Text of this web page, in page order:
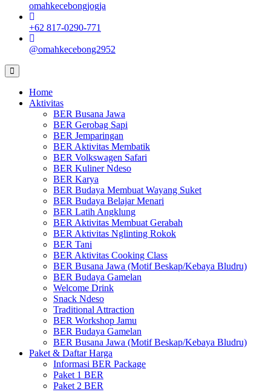
omahkecebongjogja
+62 817-0290-771
@omahkecebong2952
Home
Aktivitas
BER Busana Jawa
BER Gerobag Sapi
BER Jemparingan
BER Aktivitas Membatik
BER Volkswagen Safari
BER Kuliner Ndeso
BER Karya
BER Budaya Membuat Wayang Suket
BER Budaya Belajar Menari
BER Latih Angklung
BER Aktivitas Membuat Gerabah
BER Aktivitas Nglinting Rokok
BER Tani
BER Aktivitas Cooking Class
BER Busana Jawa (Motif Beskap/Kebaya Bludru)
BER Budaya Gamelan
Welcome Drink
Snack Ndeso
Traditional Attraction
BER Workshop Jamu
BER Budaya Gamelan
BER Busana Jawa (Motif Beskap/Kebaya Bludru)
Paket & Daftar Harga
Informasi BER Package
Paket 1 BER
Paket 2 BER